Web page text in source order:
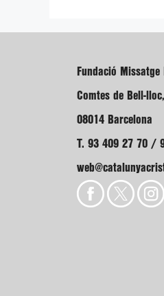
Fundació
Comtes de Bell-
08014 Barcelona
T. 93 409 27 70 /